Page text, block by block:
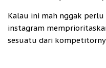
Kalau ini mah nggak
instagram
sesuatu dari